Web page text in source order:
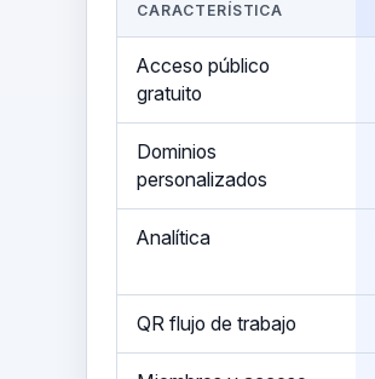
CARACTERÍSTICA
Acceso público
gratuito
Dominios
personalizados
Analítica
QR flujo de trabajo